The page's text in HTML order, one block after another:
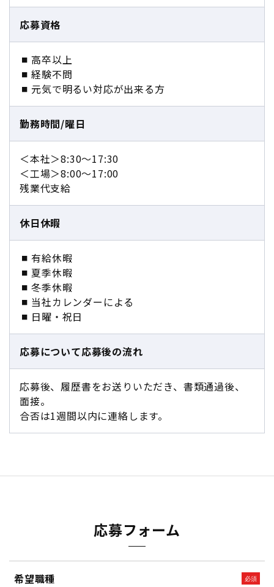
応募資格
高卒以上
経験不問
元気で明るい対応が出来る方
勤務時間/曜日
＜本社＞8:30〜17:30
＜工場＞8:00～17:00
残業代支給
休日休暇
有給休暇
夏季休暇
冬季休暇
当社カレンダーによる
日曜・祝日
応募について応募後の流れ
応募後、履歴書をお送りいただき、書類通過後、
面接。
合否は1週間以内に連絡します。
応募フォーム
希望職種